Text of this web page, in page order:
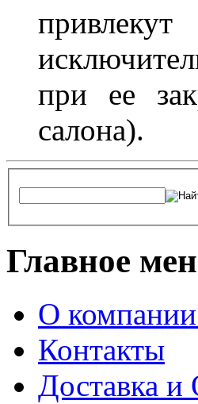
при ее
салона).
Главное
О
Контакты
Доставка и